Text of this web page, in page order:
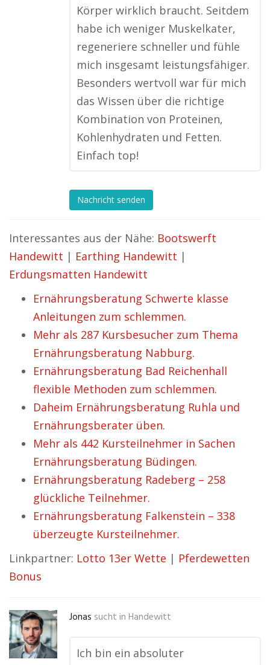
Körper wirklich braucht. Seitdem
habe ich weniger Muskelkater,
regeneriere schneller und fühle
mich insgesamt leistungsfähiger.
Besonders wertvoll war für mich
das Wissen über die richtige
Kombination von Proteinen,
Kohlenhydraten und Fetten.
Einfach top!
Nachricht senden
Interessantes aus der Nähe: Bootswerft
Handewitt | Earthing Handewitt |
Erdungsmatten Handewitt
Ernährungsberatung Schwerte klasse
Anleitungen zum schlemmen.
Mehr als 287 Kursbesucher zum Thema
Ernährungsberatung Nabburg.
Ernährungsberatung Bad Reichenhall
flexible Methoden zum schlemmen.
Daheim Ernährungsberatung Ruhla und
Ernährungsberater üben.
Mehr als 442 Kursteilnehmer in Sachen
Ernährungsberatung Büdingen.
Ernährungsberatung Radeberg – 258
glückliche Teilnehmer.
Ernährungsberatung Falkenstein – 338
überzeugte Kursteilnehmer.
Linkpartner: Lotto 13er Wette | Pferdewetten
Bonus
Jonas sucht in Handewitt
Ich bin ein absoluter